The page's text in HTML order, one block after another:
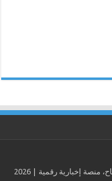
إخبارية رقمية | 2026